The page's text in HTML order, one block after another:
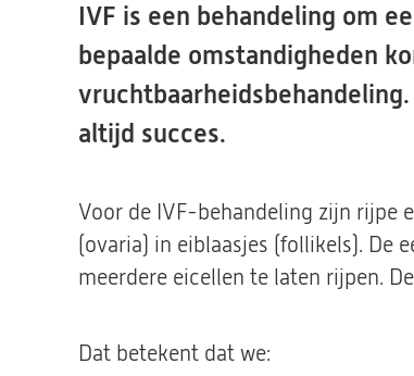
IVF is een behandeling om
bepaalde omstandigheden
altijd succes.
Voor de IVF-behandeling zijn rijpe
(ovaria) in eiblaasjes (follikels). De
meerdere eicellen te laten rijpen.
Dat betekent dat we: